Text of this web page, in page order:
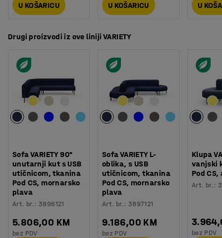
U KOŠARICU U KOŠARICU U
Drugi proizvodi iz ove liniji VARIETY
Sofa VARIETY 90°
unutarnji kut s USB
utičnicom, tkanina
Pod CS, mornarsko
plava
Art. br.:3896121
5.806,00 KM
bez PDV
Sofa VARIETY L-
oblika, s USB
utičnicom, tkanina
Pod CS, mornarsko
plava
Art. br.: 3897121
9.186,00 KM
bez PDV
Klupa
vanjski
Pod
Art. br.:
bez PDV